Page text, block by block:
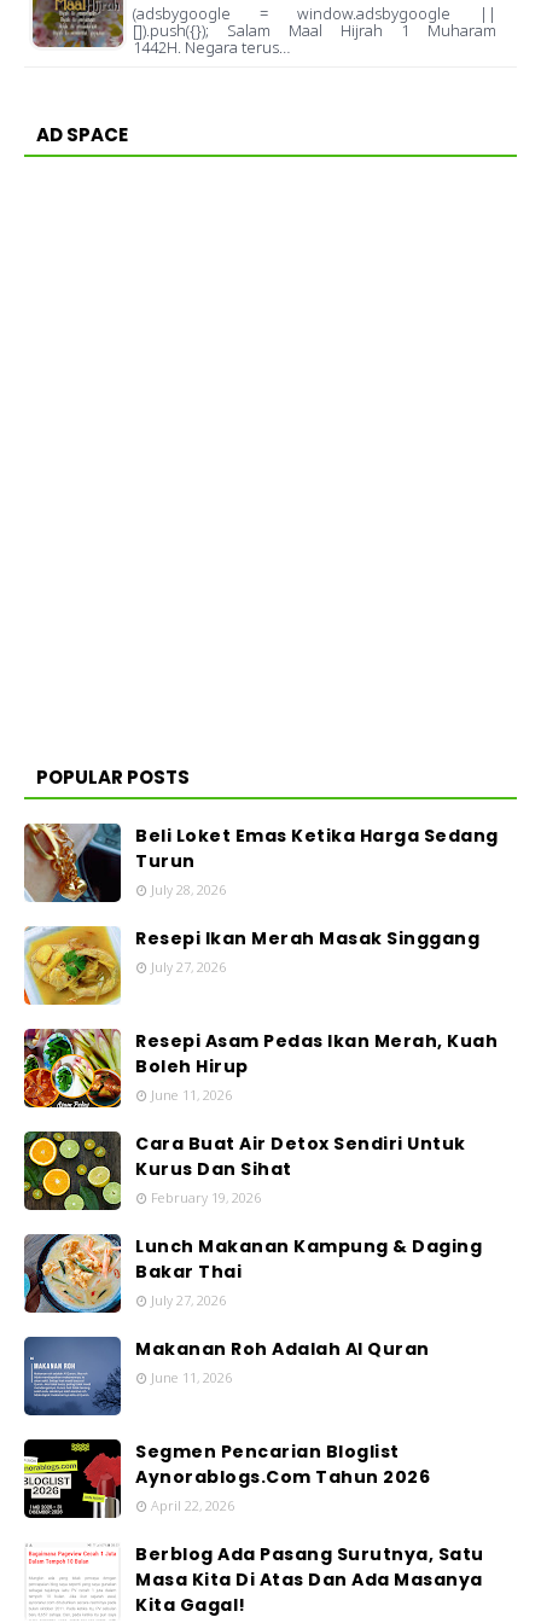
(adsbygoogle = window.adsbygoogle ||
[]).push({}); Salam Maal Hijrah 1 Muharam
1442H. Negara terus…
AD SPACE
POPULAR POSTS
Beli Loket Emas Ketika Harga Sedang
Turun
July 28, 2026
Resepi Ikan Merah Masak Singgang
July 27, 2026
Resepi Asam Pedas Ikan Merah, Kuah
Boleh Hirup
June 11, 2026
Cara Buat Air Detox Sendiri Untuk
Kurus Dan Sihat
February 19, 2026
Lunch Makanan Kampung & Daging
Bakar Thai
July 27, 2026
Makanan Roh Adalah Al Quran
June 11, 2026
Segmen Pencarian Bloglist
Aynorablogs.Com Tahun 2026
April 22, 2026
Berblog Ada Pasang Surutnya, Satu
Masa Kita Di Atas Dan Ada Masanya
Kita Gagal!